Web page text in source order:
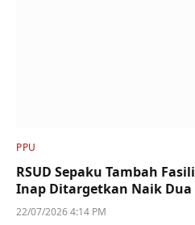
PPU
RSUD Sepaku Tambah
Inap Ditargetkan Naik
22/07/2026 4:14 PM